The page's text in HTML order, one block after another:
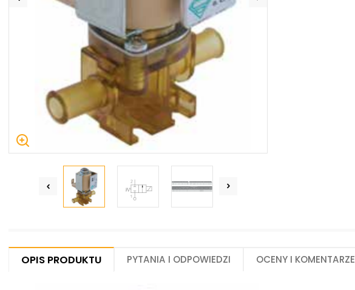
Centrum Hydrauliki Siłowej Jawor
59-400 Jawor, ul. Kuziennicza 5, POLSKA
Opis produktu Pytania i odpowiedzi Oceny i komentarze